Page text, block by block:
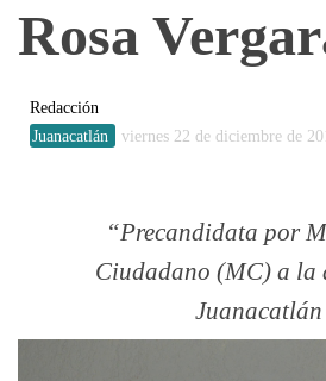
Rosa
Redacción
Juanacatlán
viernes 22 de diciembre de
Precandidata por
Ciudadano (MC) a la
Juanacatlán